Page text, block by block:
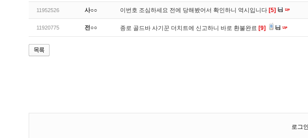
11952526 사○○ 이번호 조심하세요 전에 당해봤어서 확인하니 역시입니다 [5]
11920775 전○○ 종로 골드바 사기꾼 더치트에 신고하니 바로 환불완료 [9]
로그